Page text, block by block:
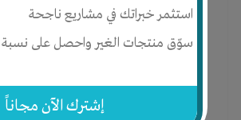
استثمر خبراتك في مشاريع ناجحة
سوّق منتجات الغير واحصل على نسبة
إشترك الآن مجاناً